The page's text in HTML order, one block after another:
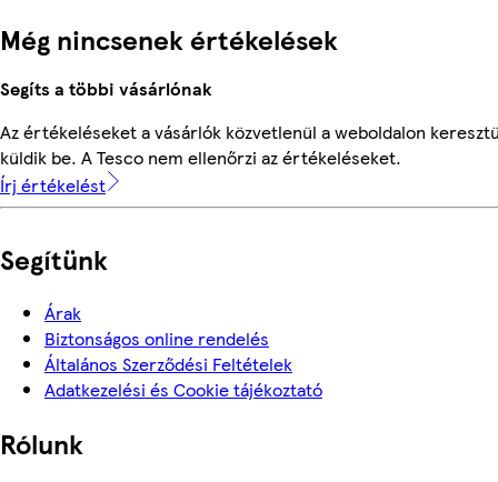
Még nincsenek értékelések
Segíts a többi vásárlónak
Az értékeléseket a vásárlók közvetlenül a weboldalon
küldik be. A Tesco nem ellenőrzi az értékeléseket.
Írj értékelést
Segítünk
Árak
Biztonságos online rendelés
Általános Szerződési Feltételek
Adatkezelési és Cookie tájékoztató
Rólunk